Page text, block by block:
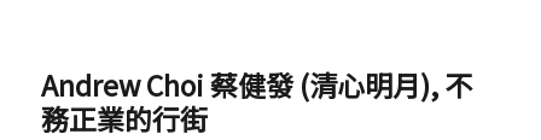
Andrew Choi 蔡健發 (清心明月), 不
務正業的行街